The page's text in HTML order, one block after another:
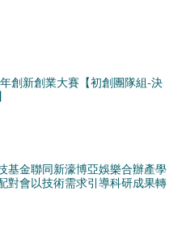
創新創業大賽【初創團隊組-決
基金聯同新濠博亞娛樂合辦產學
對會以技術需求引導科研成果轉